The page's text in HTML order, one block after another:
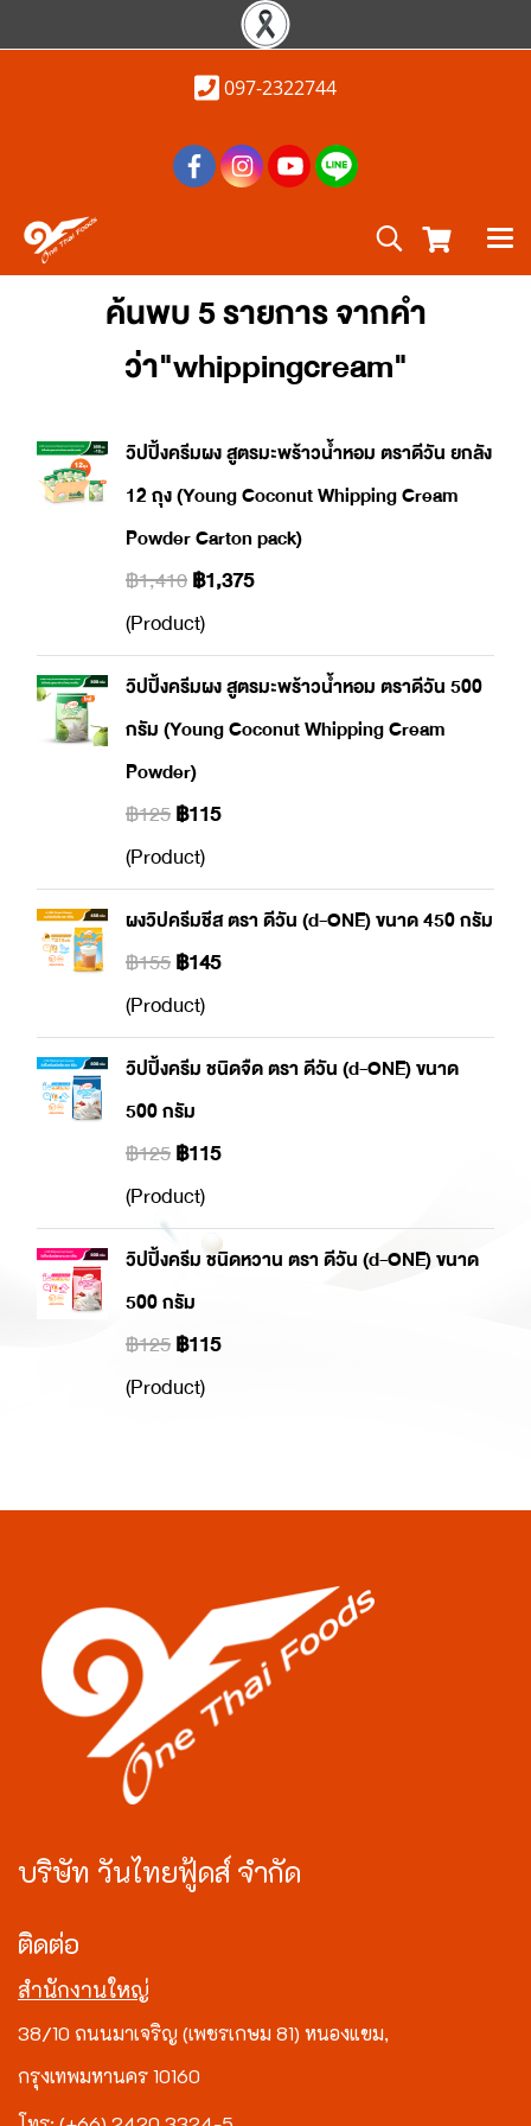
097-2322744
ค้นพบ 5 รายการ จากคำ
ว่า"whippingcream"
วิปปิ้งครีมผง สูตรมะพร้าวน้ำหอม ตราดีวัน ยกลัง
12 ถุง (Young Coconut Whipping Cream
Powder Carton pack)
฿1,410฿1,375
(Product)
วิปปิ้งครีมผง สูตรมะพร้าวน้ำหอม ตราดีวัน 500
กรัม (Young Coconut Whipping Cream
Powder)
฿125฿115
(Product)
ผงวิปครีมชีส ตรา ดีวัน (d-ONE) ขนาด 450 กรัม
฿155฿145
(Product)
วิปปิ้งครีม ชนิดจืด ตรา ดีวัน (d-ONE) ขนาด
500 กรัม
฿125฿115
(Product)
วิปปิ้งครีม ชนิดหวาน ตรา ดีวัน (d-ONE) ขนาด
500 กรัม
฿125฿115
(Product)
บริษัท วันไทยฟู้ดส์ จำกัด
ติดต่อ
สำนักงานใหญ่
38/10 ถนนมาเจริญ (เพชรเกษม 81) หนองแขม,
กรุงเทพมหานคร 10160